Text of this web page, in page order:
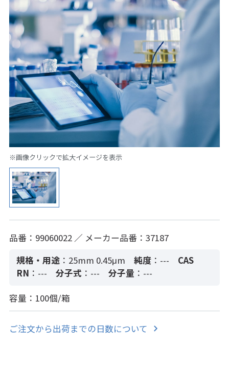
※画像クリックで拡大イメージを表示
品番：99060022 ／ メーカー品番：37187
規格・用途 ：25mm 0.45μm 純度：---
CAS
RN ：--- 分子式 ：--- 分子量 ：---
容量：100個/箱
ご注文から出荷までの日数について